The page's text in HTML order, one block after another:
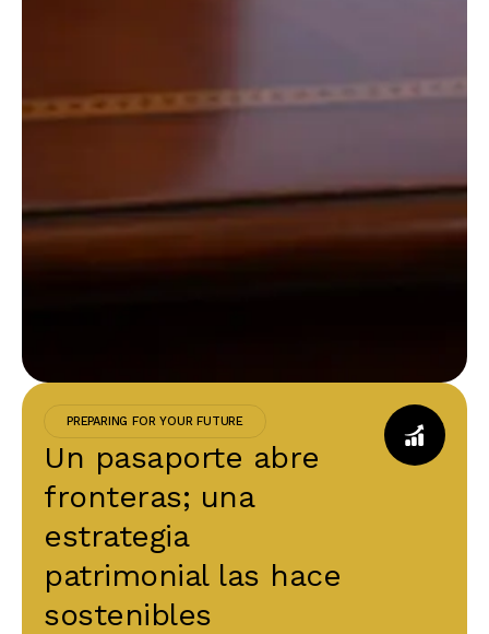
PREPARING FOR YOUR FUTURE
Un pasaporte abre
fronteras; una
estrategia
patrimonial las hace
sostenibles